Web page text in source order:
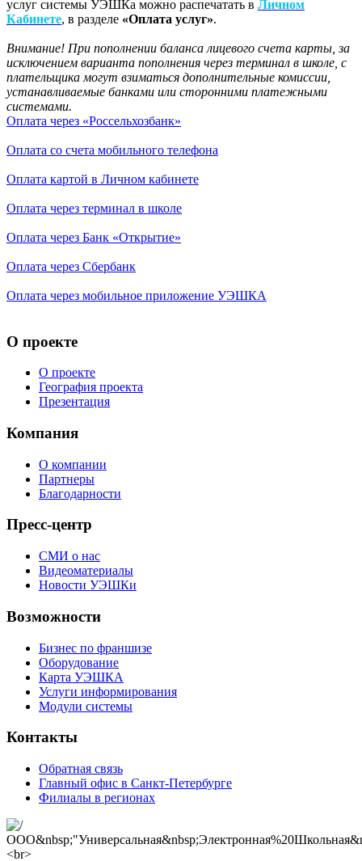
услуг системы УЭШКа можно распечатать в Личном
Кабинете, в разделе «Оплата услуг».
Внимание! При пополнении баланса лицевого счета карты, за
исключением варианта пополнения через терминал в школе, с
плательщика могут взиматься дополнительные комиссии,
устанавливаемые банками или сторонними платежными
системами.
Оплата через «Россельхозбанк»
Оплата со счета мобильного телефона
Оплата картой в Личном кабинете
Оплата через терминал в школе
Оплата через Банк «Открытие»
Оплата через Сбербанк
Оплата через мобильное приложение УЭШКА
О проекте
О проекте
География проекта
Презентация
Компания
О компании
Партнеры
Благодарности
Пресс-центр
СМИ о нас
Видеоматериалы
Новости УЭШКи
Возможности
Бизнес по франшизе
Оборудование
Карта УЭШКА
Услуги информирования
Модули системы
Контакты
Обратная связь
Главный офис в Санкт-Петербурге
Филиалы в регионах